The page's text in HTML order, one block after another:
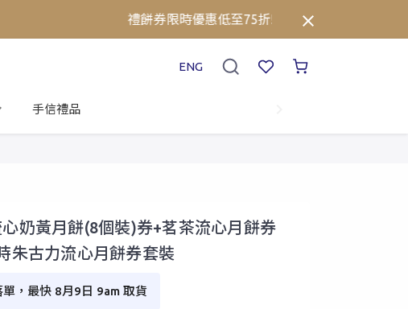
禮餅券限時優惠低至75折!⚡立即點擊查看詳情➡️
ENG
手信禮品
奶黃月餅(8個裝)券+茗茶流心月餅券
朱古力流心月餅券套裝
單，最快 8月9日 9am 取貨